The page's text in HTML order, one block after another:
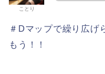
ことり
＃Dマップで繰り広げ
もう！！